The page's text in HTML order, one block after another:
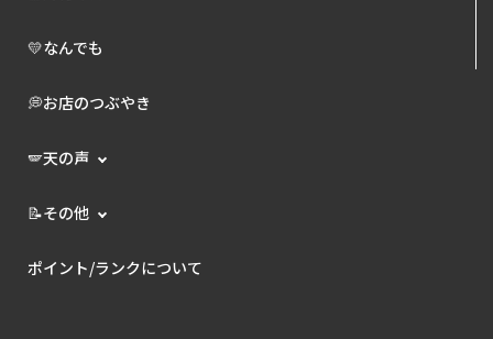
💛なんでも
💭お店のつぶやき
🪽天の声
📝その他
ポイント/ランクについて